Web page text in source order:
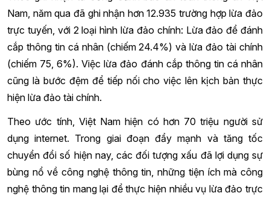
Nam, năm qua đã ghi nhận hơn 12.935 trường hợp lừa đảo
trực tuyến, với 2 loại hình lừa đảo chính: Lừa đảo để đánh
cắp thông tin cá nhân (chiếm 24.4%) và lừa đảo tài chính
(chiếm 75, 6%). Việc lừa đảo đánh cắp thông tin cá nhân
cũng là bước đệm để tiếp nối cho việc lên kịch bản thực
hiện lừa đảo tài chính.
Theo ước tính, Việt Nam hiện có hơn 70 triệu người sử
dụng internet. Trong giai đoạn đẩy mạnh và tăng tốc
chuyển đổi số hiện nay, các đối tượng xấu đã lợi dụng sự
bùng nổ về công nghệ thông tin, những tiện ích mà công
nghệ thông tin mang lại để thực hiện nhiều vụ lừa đảo trực